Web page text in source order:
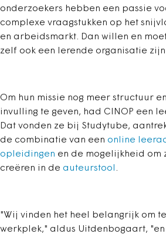
onderzoekers hebben een passie
complexe vraagstukken op het
en arbeidsmarkt. Dan willen en
zelf ook een lerende organisatie
Om hun missie nog meer structuur
invulling te geven, had CINOP een
Dat vonden ze bij Studytube,
de combinatie van een online
opleidingen en de mogelijkheid om
creëren in de auteurstool .
"Wij vinden het heel belangrijk om
werkplek," aldus Uitdenbogaart,